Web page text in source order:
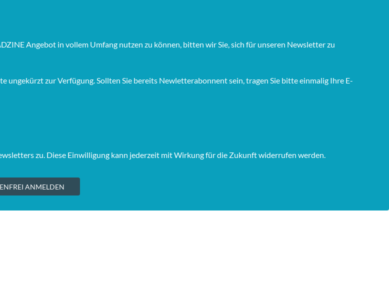
Angebot in vollem Umfang nutzen zu können, bitten wir Sie, sich für unseren Newsletter zu
ungekürzt zur Verfügung. Sollten Sie bereits Newletterabonnent sein, tragen Sie bitte einmalig Ihre E-
zu. Diese Einwilligung kann jederzeit mit Wirkung für die Zukunft widerrufen werden.
ANMELDEN